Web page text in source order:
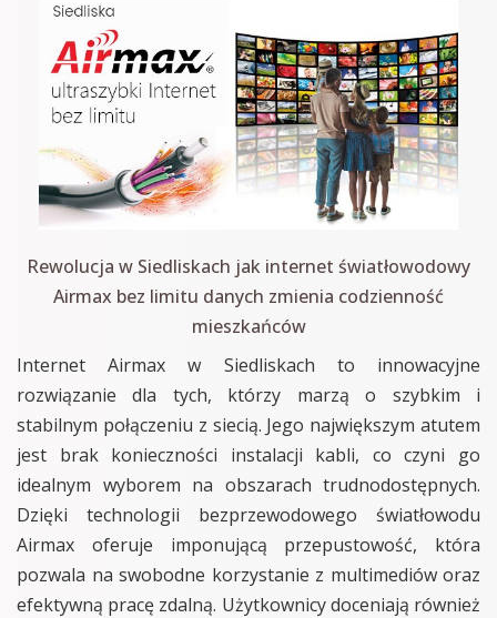
Rewolucja w Siedliskach jak internet światłowodowy
Airmax bez limitu danych zmienia codzienność
mieszkańców
Internet Airmax w Siedliskach to innowacyjne
rozwiązanie dla tych, którzy marzą o szybkim i
stabilnym połączeniu z siecią. Jego największym atutem
jest brak konieczności instalacji kabli, co czyni go
idealnym wyborem na obszarach trudnodostępnych.
Dzięki technologii bezprzewodowego światłowodu
Airmax oferuje imponującą przepustowość, która
pozwala na swobodne korzystanie z multimediów oraz
efektywną pracę zdalną. Użytkownicy doceniają również